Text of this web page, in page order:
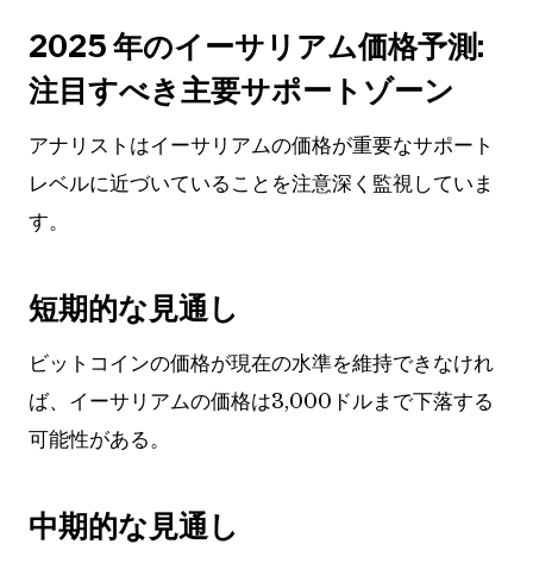
2025 年のイーサリアム価格予測:
注目すべき主要サポートゾーン
アナリストはイーサリアムの価格が重要なサポート
レベルに近づいていることを注意深く監視していま
す。
短期的な見通し
ビットコインの価格が現在の水準を維持できなけれ
ば、イーサリアムの価格は3,000ドルまで下落する
可能性がある。
中期的な見通し